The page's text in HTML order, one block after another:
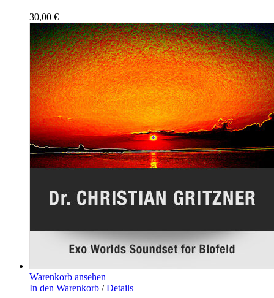
30,00 €
Warenkorb ansehen
In den Warenkorb / Details